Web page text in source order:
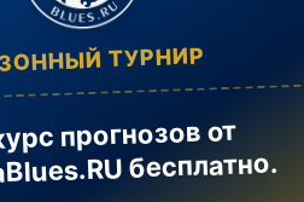
ТУРНИР
прогнозов от
бесплатно.